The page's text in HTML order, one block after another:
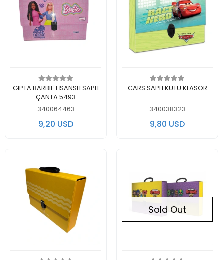
Add to cart
GIPTA BARBIE LİSANSLI SAPLI
ÇANTA 5493
340064463
9,20 USD
Add to cart
CARS SAPLI KUTU KLASÖR
340038323
9,80 USD
Sold Out